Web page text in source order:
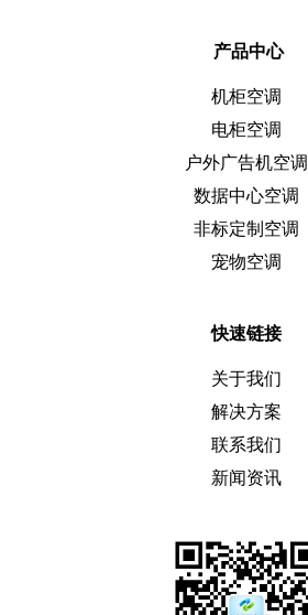
产品中心
机柜空调
电柜空调
户外广告机空调
数据中心空调
非标定制空调
宠物空调
快速链接
关于我们
解决方案
联系我们
新闻资讯